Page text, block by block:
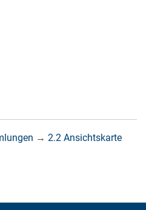
→ 2.2 Ansichtskarte